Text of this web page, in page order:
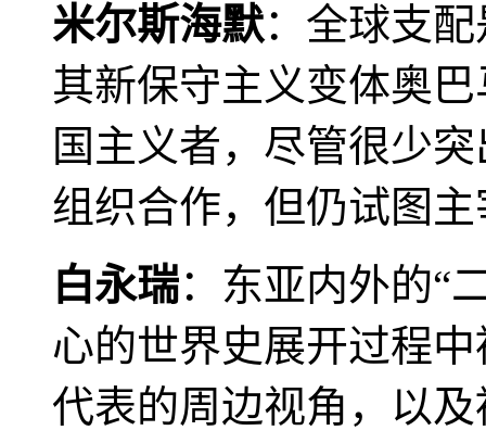
米尔斯海默：全球支
其新保守主义变体奥
国主义者，尽管很少
组织合作，但仍试图
白永瑞：东亚内外的“
心的世界史展开过程
代表的周边视角，以